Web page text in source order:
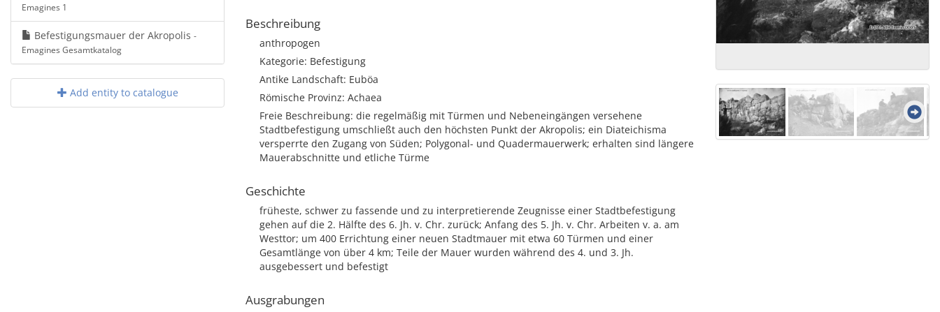
Emagines 1
Befestigungsmauer der Akropolis -
Emagines Gesamtkatalog
Add entity to catalogue
Beschreibung
anthropogen
Kategorie: Befestigung
Antike Landschaft: Euböa
Römische Provinz: Achaea
Freie Beschreibung: die regelmäßig mit Türmen und Nebeneingängen versehene
Stadtbefestigung umschließt auch den höchsten Punkt der Akropolis; ein Diateichisma
versperrte den Zugang von Süden; Polygonal- und Quadermauerwerk; erhalten sind längere
Mauerabschnitte und etliche Türme
Geschichte
früheste, schwer zu fassende und zu interpretierende Zeugnisse einer Stadtbefestigung
gehen auf die 2. Hälfte des 6. Jh. v. Chr. zurück; Anfang des 5. Jh. v. Chr. Arbeiten v. a. am
Westtor; um 400 Errichtung einer neuen Stadtmauer mit etwa 60 Türmen und einer
Gesamtlänge von über 4 km; Teile der Mauer wurden während des 4. und 3. Jh.
ausgebessert und befestigt
Ausgrabungen